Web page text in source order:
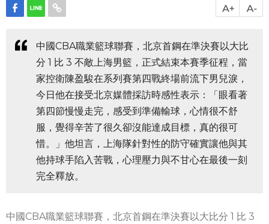
中國CBA職業籃球聯賽，北京首鋼在準決賽以大比
分 1 比 3 不敵上海男籃，正式結束本賽季征程，當
家控衛陳盈駿在系列賽第四戰終場前流下男兒淚，
今日他在接受北京媒體採訪時感性表示：「眼看著
第四節慢慢走完，感受到準備輸球，心情很不舒
服，覺得辛苦了很久卻沒能達成目標，真的很可
惜。」他坦言，上海隊針對性的防守確實讓他與其
他持球手陷入苦戰，心理壓力與不甘心在最後一刻
完全釋放。
中國CBA職業籃球聯賽，北京首鋼在準決賽以大比分 1 比 3